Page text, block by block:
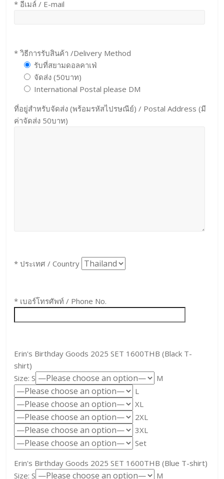
* อีเมล์ / E-mail
* วิธีการรับสินค้า /Delivery Method
รับที่สยามดอลคาเฟ่
จัดส่ง (50บาท)
International Postal please DM
ที่อยู่สำหรับจัดส่ง (พร้อมรหัสไปรษณีย์) / Postal Address (มี
ค่าจัดส่ง 50บาท)
* ประเทศ / Country
* เบอร์โทรศัพท์ / Phone No.
Erin's Birthday Goods 2025 SET 1600THB (Black T-
shirt)
Size: S
M
L
XL
2XL
3XL
Set
Erin's Birthday Goods 2025 SET 1600THB (Blue T-shirt)
Size: S
M